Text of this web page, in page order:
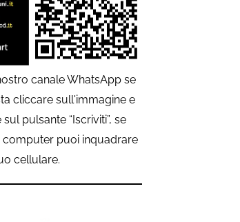
canale WhatsApp se
cliccare sull'immagine e
pulsante “Iscriviti”, se
computer puoi inquadrare
cellulare.